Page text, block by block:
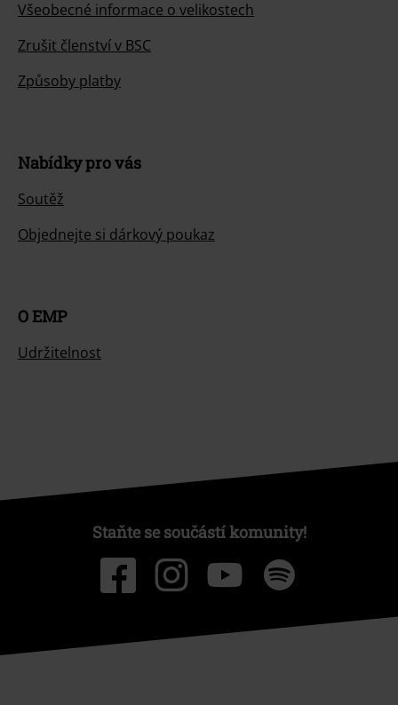
Všeobecné informace o velikostech
Zrušit členství v BSC
Způsoby platby
Nabídky pro vás
Soutěž
Objednejte si dárkový poukaz
O EMP
Udržitelnost
Staňte se součástí komunity!